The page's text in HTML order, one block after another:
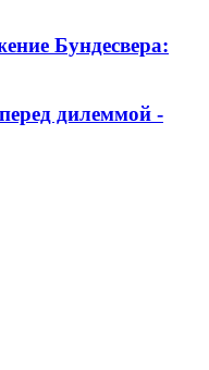
Бундесвера:
дилеммой -